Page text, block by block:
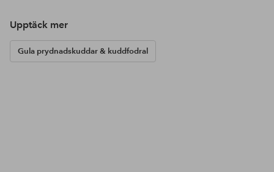
Upptäck mer
Gula prydnadskuddar & kuddfodral